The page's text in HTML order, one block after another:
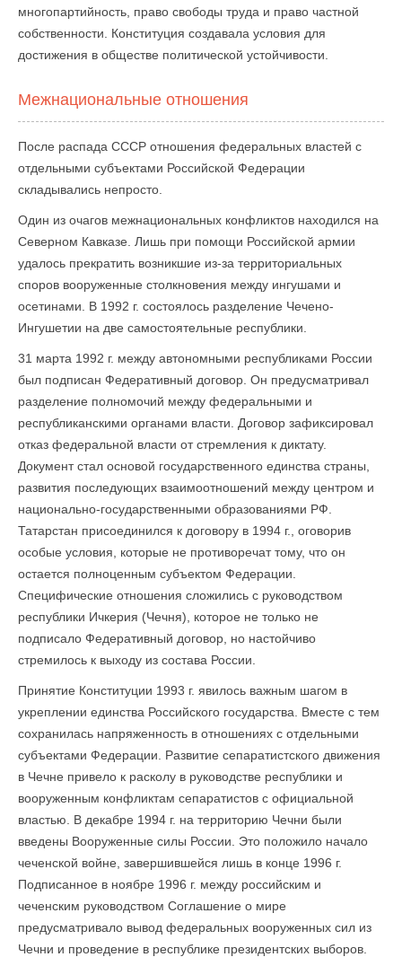
многопартийность, право свободы труда и право частной
собственности. Конституция создавала условия для
достижения в обществе политической устойчивости.
Межнациональные отношения
После распада СССР отношения федеральных властей с
отдельными субъектами Российской Федерации
складывались непросто.
Один из очагов межнациональных конфликтов находился на
Северном Кавказе. Лишь при помощи Российской армии
удалось прекратить возникшие из-за территориальных
споров вооруженные столкновения между ингушами и
осетинами. В 1992 г. состоялось разделение Чечено-
Ингушетии на две самостоятельные республики.
31 марта 1992 г. между автономными республиками России
был подписан Федеративный договор. Он предусматривал
разделение полномочий между федеральными и
республиканскими органами власти. Договор зафиксировал
отказ федеральной власти от стремления к диктату.
Документ стал основой государственного единства страны,
развития последующих взаимоотношений между центром и
национально-государственными образованиями РФ.
Татарстан присоединился к договору в 1994 г., оговорив
особые условия, которые не противоречат тому, что он
остается полноценным субъектом Федерации.
Специфические отношения сложились с руководством
республики Ичкерия (Чечня), которое не только не
подписало Федеративный договор, но настойчиво
стремилось к выходу из состава России.
Принятие Конституции 1993 г. явилось важным шагом в
укреплении единства Российского государства. Вместе с тем
сохранилась напряженность в отношениях с отдельными
субъектами Федерации. Развитие сепаратистского движения
в Чечне привело к расколу в руководстве республики и
вооруженным конфликтам сепаратистов с официальной
властью. В декабре 1994 г. на территорию Чечни были
введены Вооруженные силы России. Это положило начало
чеченской войне, завершившейся лишь в конце 1996 г.
Подписанное в ноябре 1996 г. между российским и
чеченским руководством Соглашение о мире
предусматривало вывод федеральных вооруженных сил из
Чечни и проведение в республике президентских выборов.